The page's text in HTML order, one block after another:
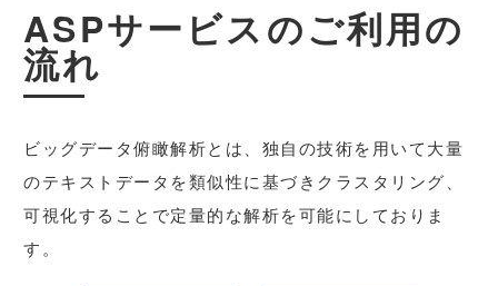
ASPサービスのご利⽤の
流れ
ビッグデータ俯瞰解析とは、独⾃の技術を⽤いて⼤量
のテキストデータを類似性に基づきクラスタリング、
可視化することで定量的な解析を可能にしておりま
す。